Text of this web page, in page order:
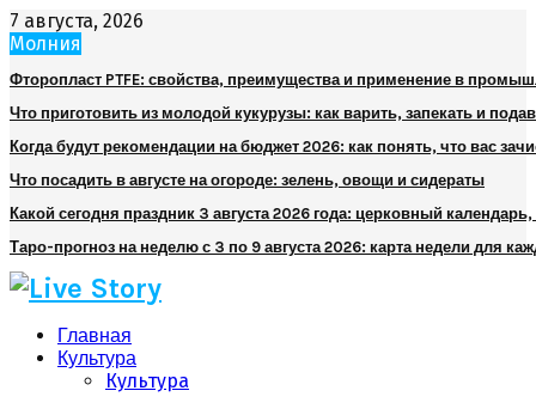
7 августа, 2026
Молния
Фторопласт PTFE: свойства, преимущества и применение в
Что приготовить из молодой кукурузы: как варить, запекать и
Когда будут рекомендации на бюджет 2026: как понять, что вас
Что посадить в августе на огороде: зелень, овощи и сидераты
Какой сегодня праздник 3 августа 2026 года: церковный
Таро-прогноз на неделю с 3 по 9 августа 2026: карта недели для
Главная
Культура
Культура